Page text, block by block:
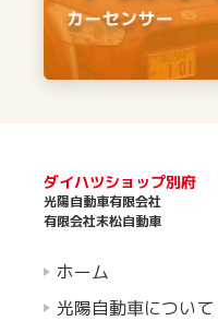
ダイハツショップ別府
光陽自動車有限会社
有限会社末松自動車
ホーム
光陽自動車について